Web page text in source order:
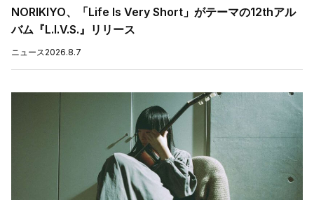
NORIKIYO、「Life Is Very Short」がテーマの12thアル
バム『L.I.V.S.』リリース
ニュース2026.8.7